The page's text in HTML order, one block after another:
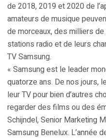
de 2018, 2019 et 2020 de
amateurs de musique
de morceaux, des milliers
stations radio et de leurs
TV Samsung.
« Samsung est le leader
quatorze ans. De nos jours,
leur TV pour bien d’autres
regarder des films ou des
Schijndel, Senior Marketing
Samsung Benelux. L’année